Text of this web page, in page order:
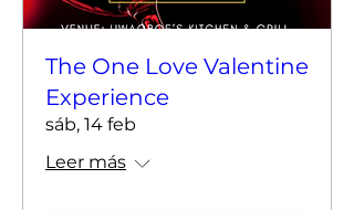
The One Love Valentine
Experience
sáb, 14 feb
Leer más